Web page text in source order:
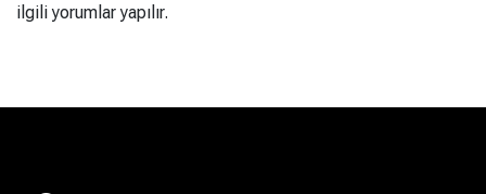
ilgili yorumlar yapılır.